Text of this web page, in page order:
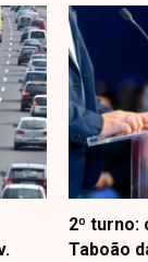
2º turno:
Taboão